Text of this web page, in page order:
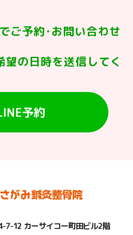
ご予約･お問い合わせ
望の日時を送信してく
予約
7-12 カーサイコー町田ビル2階